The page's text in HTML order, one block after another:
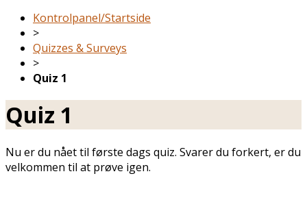
Kontrolpanel/Startside
>
Quizzes & Surveys
>
Quiz 1
Quiz 1
Nu er du nået til første dags quiz. Svarer du forkert, er du
velkommen til at prøve igen.